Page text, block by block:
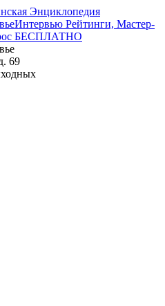
Энциклопедия
Интервью Рейтинги, Мастер-
БЕСПЛАТНО
69